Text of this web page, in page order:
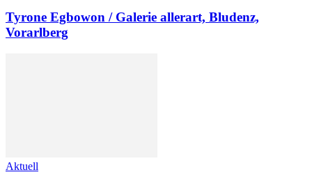
Tyrone Egbowon / Galerie allerart, Bludenz,
Vorarlberg
Aktuell